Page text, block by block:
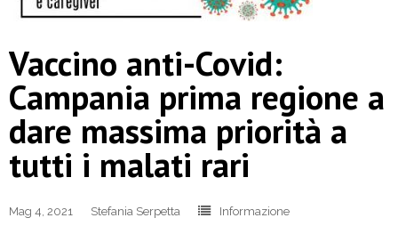
Vaccino anti-Covid:
Campania prima regione a
dare massima priorità a
tutti i malati rari
Mag 4, 2021 Stefania Serpetta
Informazione